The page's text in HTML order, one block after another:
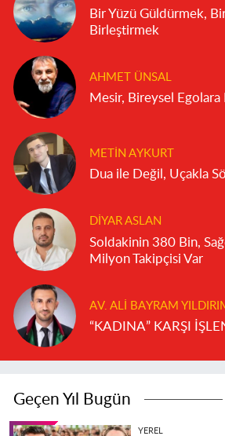
Bir Yüzü Güldürmek,
Birleştirmek
AHMET ÜNSAL
Mesir, Bireysel Egolara
METIN AYKURT
Dua ile Değil, Uçakla
DIYAR ASLAN
Soldakinin 380 Bin,
Milyon Takipçisi Var
AV. ALI BAYRAM
“KADINA” KARŞI
Geçen Yıl Bugün
YEREL